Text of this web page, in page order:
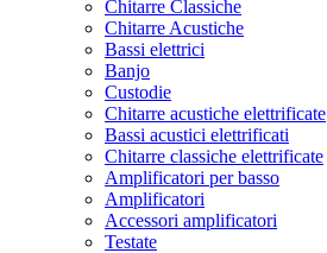
Chitarre Classiche
Chitarre Acustiche
Bassi elettrici
Banjo
Custodie
Chitarre acustiche elettrificate
Bassi acustici elettrificati
Chitarre classiche elettrificate
Amplificatori per basso
Amplificatori
Accessori amplificatori
Testate